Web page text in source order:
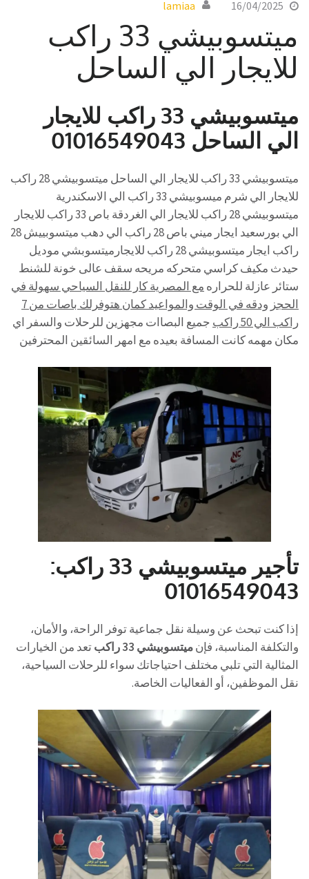
16/04/2025
lamiaa
ميتسوبيشي 33 راكب
للايجار الي الساحل
ميتسوبيشي 33 راكب للايجار
الي الساحل 01016549043
ميتسوبيشي 33 راكب للايجار الي الساحل ميتسوبيشي 28 راكب
للايجار الي شرم ميسوبيشي 33 راكب الي الاسكندرية
ميتسوبيشي 28 راكب للايجار الي الغردقة باص 33 راكب للايجار
الي بورسعيد ايجار ميني باص 28 راكب الي دهب ميتسوبييش 28
راكب ايجار ميتسوبيشي 28 راكب للايجارميتسوبشي موديل
حيدث مكيف كراسي متحركه مريحه سقف عالى خونة للشنط
ستائر عازلة للحراره مع المصرية كار للنقل السياحي سهولة في
الحجز ودقه في الوقت والمواعيد كمان هتوفرلك باصات من 7
راكب الي 50 راكب
جميع البصاات مجهزين للرحلات والسفر اي
مكان مهمه كانت المسافة بعيده مع امهر السائقين المحترفين
تأجير ميتسوبيشي 33 راكب:
01016549043
إذا كنت تبحث عن وسيلة نقل جماعية توفر الراحة، والأمان،
والتكلفة المناسبة، فإنميتسوبيشي 33 راكب
تعد من الخيارات
المثالية التي تلبي مختلف احتياجاتك سواء للرحلات السياحية،
نقل الموظفين، أو الفعاليات الخاصة.